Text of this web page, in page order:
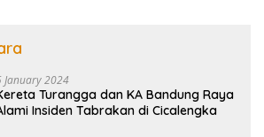
January 2024
Turangga dan KA Bandung Raya
Insiden Tabrakan di Cicalengka